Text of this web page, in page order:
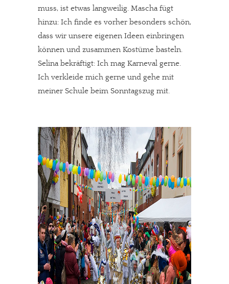
muss, ist etwas langweilig. Mascha fügt
hinzu: Ich finde es vorher besonders schön,
dass wir unsere eigenen Ideen einbringen
können und zusammen Kostüme basteln.
Selina bekräftigt: Ich mag Karneval gerne.
Ich verkleide mich gerne und gehe mit
meiner Schule beim Sonntagszug mit.